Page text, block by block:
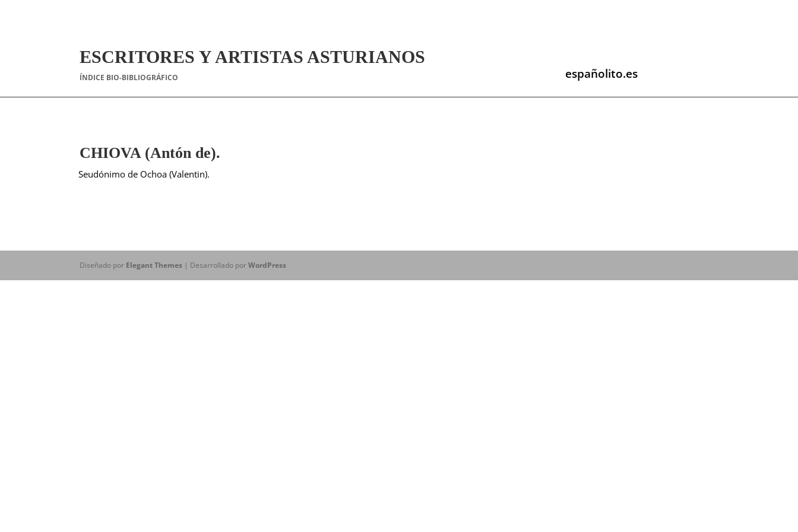
ESCRITORES Y ARTISTAS ASTURIANOS
ÍNDICE BIO-BIBLIOGRÁFICO españolito.es
CHIOVA (Antón de).
Seudónimo de Ochoa (Valentin).
Diseñado por Elegant Themes | Desarrollado porWordPress